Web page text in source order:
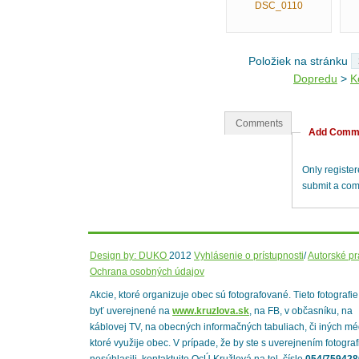
DSC_0110
Položiek na stránku
Dopredu >
Comments
Add
Only
submit a
Design by: DUKO 2012 Vyhlásenie o prístupnosti/Autorské
Ochrana osobných údajov
Akcie, ktoré organizuje obec sú fotografované. Tieto
byť uverejnené na www.kruzlova.sk, na FB, v občasníku, na
káblovej TV, na obecných informačných tabuliach, či iných
ktoré využije obec. V prípade, že by ste s uverejnením